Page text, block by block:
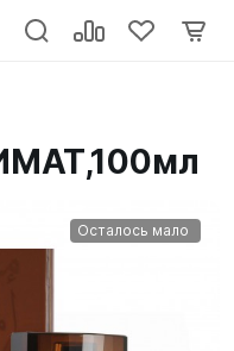
Осталось мало